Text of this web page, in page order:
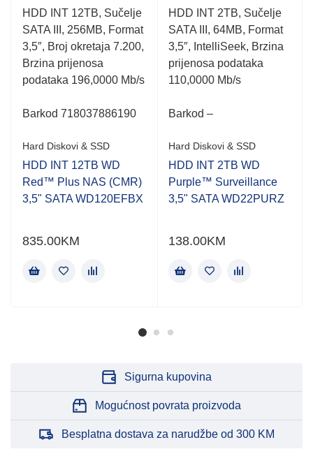
Rated
0.001
out
of
5
HDD INT 12TB, Sučelje
SATA III, 256MB, Format
3,5″, Broj okretaja 7.200,
Brzina prijenosa
podataka 196,0000 Mb/s
Barkod 718037886190
Hard Diskovi & SSD
HDD INT 12TB WD
Red™ Plus NAS (CMR)
3,5" SATA WD120EFBX
835.00KM
Rated
0.001
out
of
5
HDD INT 2TB, Sučelje
SATA III, 64MB, Format
3,5″, IntelliSeek, Brzina
prijenosa podataka
110,0000 Mb/s
Barkod –
Hard Diskovi & SSD
HDD INT 2TB WD
Purple™ Surveillance
3,5" SATA WD22PURZ
138.00KM
Sigurna kupovina
Mogućnost povrata proizvoda
Besplatna dostava za narudžbe od 300 KM